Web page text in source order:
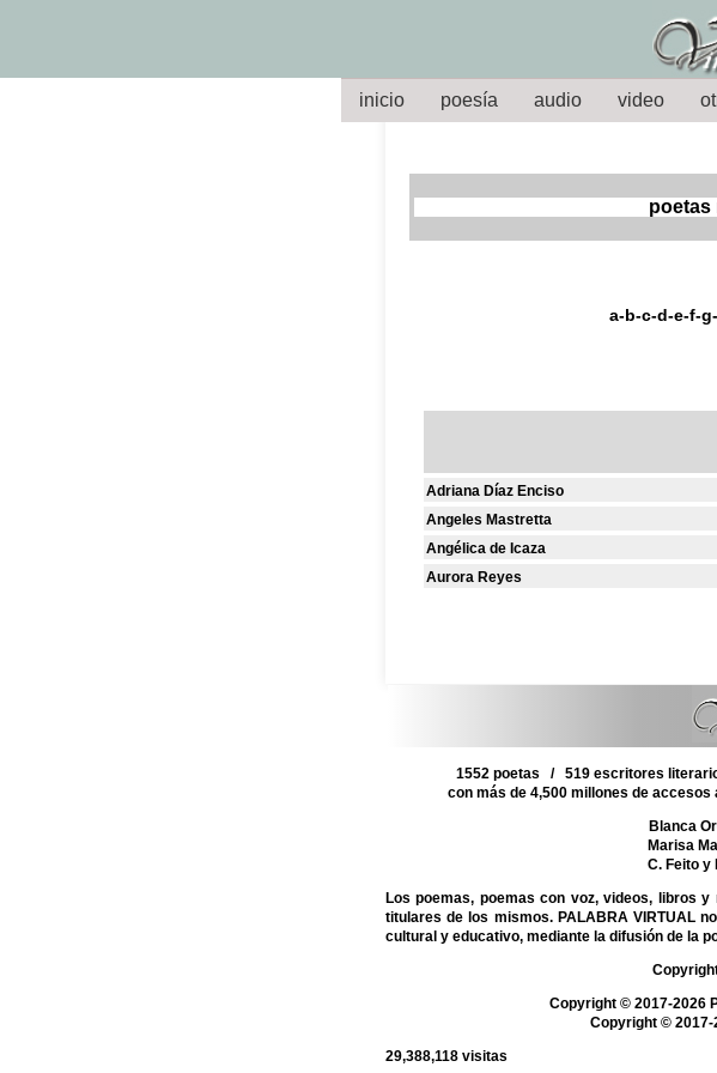
inicio poesía audio video
poetas
a-b-c-d-e-f-g-
Adriana Díaz Enciso
Angeles Mastretta
Angélica de Icaza
Aurora Reyes
1552 poetas / 519 escritores
con más de 4,500 millones de
Blanca
Marisa
C. Feito y
Los poemas, poemas con voz, videos, libros
titulares de los mismos. PALABRA VIRTUAL
cultural y educativo, mediante la difusión de la
Copyright © 2017-2026
Copyright © 2017-
29,388,118 visitas